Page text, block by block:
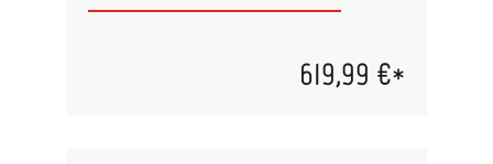
Industrielle Serienlackierung von kleinen Platten
Dekorlackierung, Bühnenmalerei, Innenausbau
619,99 €*